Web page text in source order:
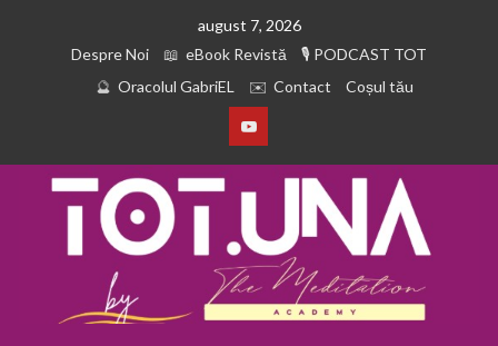
august 7, 2026
Despre Noi
eBook Revistă
PODCAST TOT
Oracolul GabriEL
Contact Coșul tău